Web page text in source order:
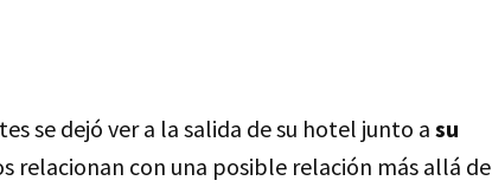
se dejó ver a la salida de su hotel junto a su
relacionan con una posible relación más allá de